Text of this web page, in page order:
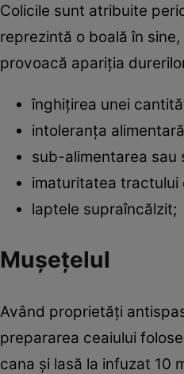
Colicile sunt atribuite
reprezintă o boală în
provoacă apariţia
înghiţirea unei
intoleranţa
sub-alimentarea sau
imaturitatea tractului
laptele supraîncălzit;
Muşeţelul
Având proprietăţi
prepararea ceaiului
cana şi lasă la infuzat 10